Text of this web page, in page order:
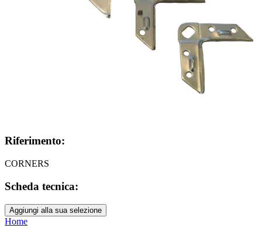
Riferimento:
CORNERS
Scheda tecnica:
Aggiungi alla sua selezione
Home